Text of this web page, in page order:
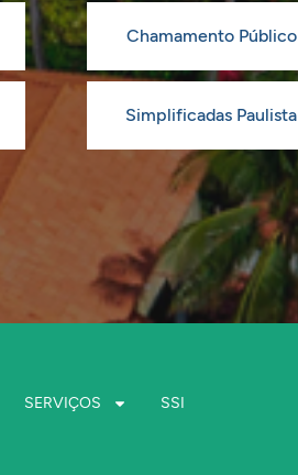
Chamamento Público
Simplificadas Paulista
SERVIÇOS SSI